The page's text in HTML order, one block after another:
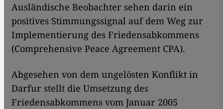
Ausländische Beobachter sehen darin ein
positives Stimmungssignal auf dem Weg zur
Implementierung des Friedensabkommens
(Comprehensive Peace Agreement CPA).
Abgesehen von dem ungelösten Konflikt in
Darfur stellt die Umsetzung des
Friedensabkommens vom Januar 2005